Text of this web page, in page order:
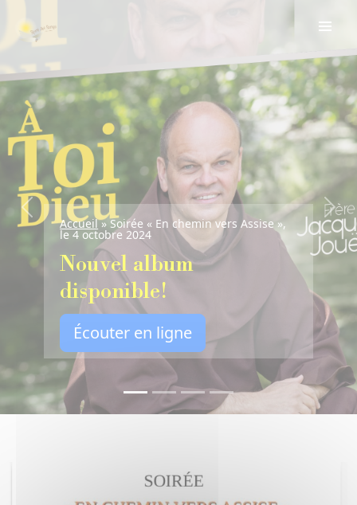
Accueil»Soirée « En chemin vers Assise »,
le 4 octobre 2024
Nouvel album
disponible!
Écouter en ligne
Previous Next